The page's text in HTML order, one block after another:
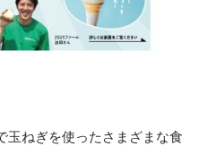
ねぎを使ったさまざまな食